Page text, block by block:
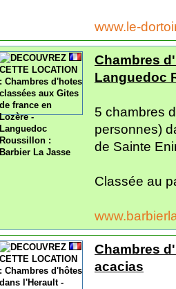
www.le-
Chambres
Languedoc
5 chambres
personnes)
de Sainte
Classée au
Chambres
acacias